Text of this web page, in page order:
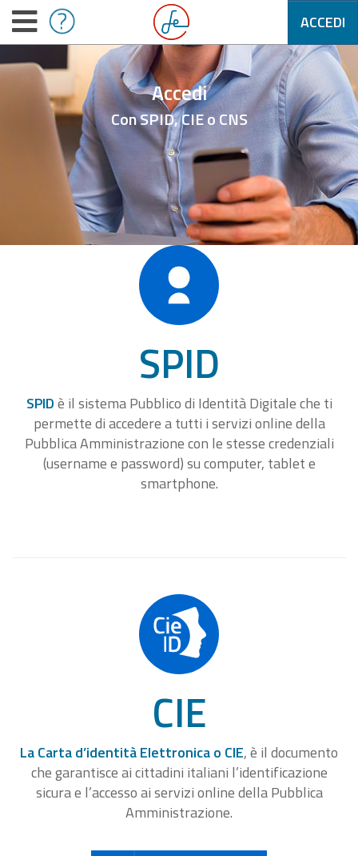
ACCEDI
Accedi
Con SPID, CIE o CNS
SPID
SPIDè il sistema Pubblico di Identità Digitale che ti
permette di accedere a tutti i servizi online della
Pubblica Amministrazione con le stesse credenziali
(username e password) su computer, tablet e
smartphone.
CIE
La Carta d’identità Elettronica o CIE, è il documento
che garantisce ai cittadini italiani l’identificazione
sicura e l’accesso ai servizi online della Pubblica
Amministrazione.